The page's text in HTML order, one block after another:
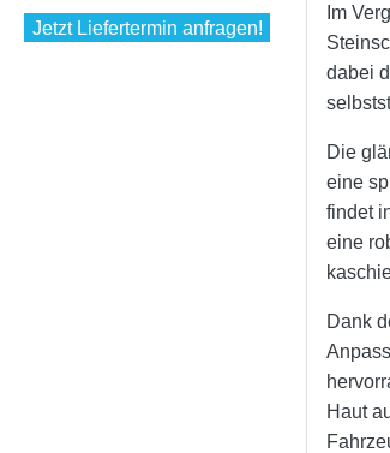
Jetzt Liefertermin anfragen!
Im
dabei
Die
eine
findet
eine
Dank
Haut